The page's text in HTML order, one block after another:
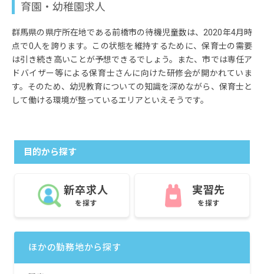
育園・幼稚園求人
群馬県の県庁所在地である前橋市の待機児童数は、2020年4月時
点で0人を誇ります。この状態を維持するために、保育士の需要
は引き続き高いことが予想できるでしょう。また、市では専任ア
ドバイザー等による保育士さんに向けた研修会が開かれていま
す。そのため、幼児教育についての知識を深めながら、保育士と
して働ける環境が整っているエリアといえそうです。
目的から探す
新卒求人
を探す
実習先
を探す
ほかの勤務地から探す